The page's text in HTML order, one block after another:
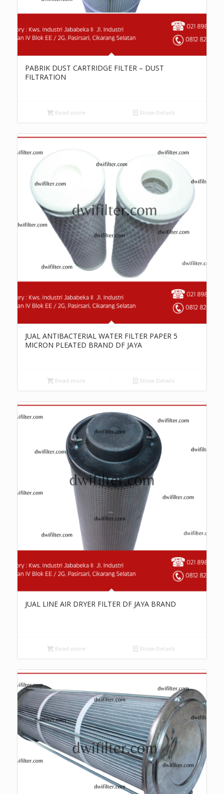
PABRIK DUST CARTRIDGE FILTER – DUST
FILTRATION
Read more Show Details
JUAL ANTIBACTERIAL WATER FILTER PAPER 5
MICRON PLEATED BRAND DF JAYA
Read more Show Details
JUAL LINE AIR DRYER FILTER DF JAYA BRAND
Read more Show Details